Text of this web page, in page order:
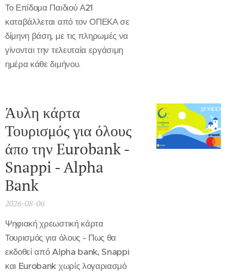
Το Επίδομα Παιδιού Α21
καταβάλλεται από τον ΟΠΕΚΑ σε
δίμηνη βάση, με τις πληρωμές να
γίνονται την τελευταία εργάσιμη
ημέρα κάθε διμήνου.
Άυλη κάρτα
Τουρισμός για όλους
άπο την Eurobank -
Snappi - Alpha
Bank
2026-08-06
Ψηφιακή χρεωστική κάρτα
Τουρισμός για όλους - Πως θα
εκδοθεί από Alpha bank, Snappi
και Eurobank χωρίς λογαριασμό